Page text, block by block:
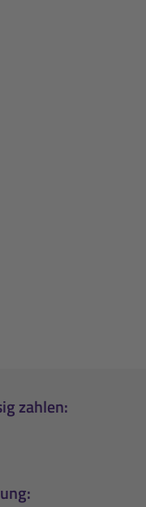
zahlen: